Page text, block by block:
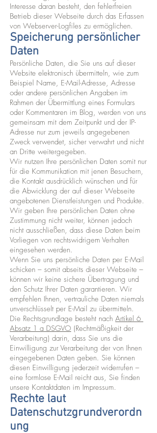
Interesse daran besteht, den fehlerfreien
Betrieb dieser Webseite durch das Erfassen
von Webserver-Logfiles zu ermöglichen.
Speicherung persönlicher
Daten
Persönliche Daten, die Sie uns auf dieser
Website elektronisch übermitteln, wie zum
Beispiel Name, E-Mail-Adresse, Adresse
oder andere persönlichen Angaben im
Rahmen der Übermittlung eines Formulars
oder Kommentaren im Blog, werden von uns
gemeinsam mit dem Zeitpunkt und der IP-
Adresse nur zum jeweils angegebenen
Zweck verwendet, sicher verwahrt und nicht
an Dritte weitergegeben.
Wir nutzen Ihre persönlichen Daten somit nur
für die Kommunikation mit jenen Besuchern,
die Kontakt ausdrücklich wünschen und für
die Abwicklung der auf dieser Webseite
angebotenen Dienstleistungen und Produkte.
Wir geben Ihre persönlichen Daten ohne
Zustimmung nicht weiter, können jedoch
nicht ausschließen, dass diese Daten beim
Vorliegen von rechtswidrigem Verhalten
eingesehen werden.
Wenn Sie uns persönliche Daten per E-Mail
schicken – somit abseits dieser Webseite –
können wir keine sichere Übertragung und
den Schutz Ihrer Daten garantieren. Wir
empfehlen Ihnen, vertrauliche Daten niemals
unverschlüsselt per E-Mail zu übermitteln.
Die Rechtsgrundlage besteht nach Artikel 6
Absatz 1 a DSGVO (Rechtmäßigkeit der
Verarbeitung) darin, dass Sie uns die
Einwilligung zur Verarbeitung der von Ihnen
eingegebenen Daten geben. Sie können
diesen Einwilligung jederzeit widerrufen –
eine formlose E-Mail reicht aus, Sie finden
unsere Kontaktdaten im Impressum.
Rechte laut
Datenschutzgrundverordn
ung